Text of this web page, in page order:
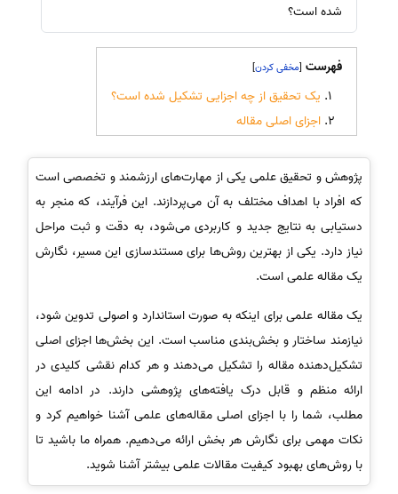
شده است؟
فهرست [
]
یک تحقیق از چه اجزایی تشکیل شده است؟
اجزای اصلی مقاله
پژوهش و تحقیق علمی یکی از مهارت‌های ارزشمند و تخصصی است
که افراد با اهداف مختلف به آن می‌پردازند. این فرآیند، که منجر به
دستیابی به نتایج جدید و کاربردی می‌شود، به دقت و ثبت مراحل
نیاز دارد. یکی از بهترین روش‌ها برای مستندسازی این مسیر، نگارش
یک مقاله علمی است.
یک مقاله علمی برای اینکه به صورت استاندارد و اصولی تدوین شود،
نیازمند ساختار و بخش‌بندی مناسب است. این بخش‌ها اجزای اصلی
تشکیل‌دهنده مقاله را تشکیل می‌دهند و هر کدام نقشی کلیدی در
ارائه منظم و قابل درک یافته‌های پژوهشی دارند. در ادامه این
مطلب، شما را با اجزای اصلی مقاله‌های علمی آشنا خواهیم کرد و
نکات مهمی برای نگارش هر بخش ارائه می‌دهیم. همراه ما باشید تا
با روش‌های بهبود کیفیت مقالات علمی بیشتر آشنا شوید.